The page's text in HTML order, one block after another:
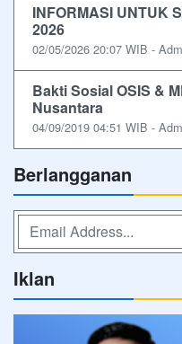
INFORMASI UNTUK
2026
02/05/2026 20:07 WIB -
Bakti Sosial OSIS &
Nusantara
04/09/2019 04:51 WIB -
Berlangganan
Iklan